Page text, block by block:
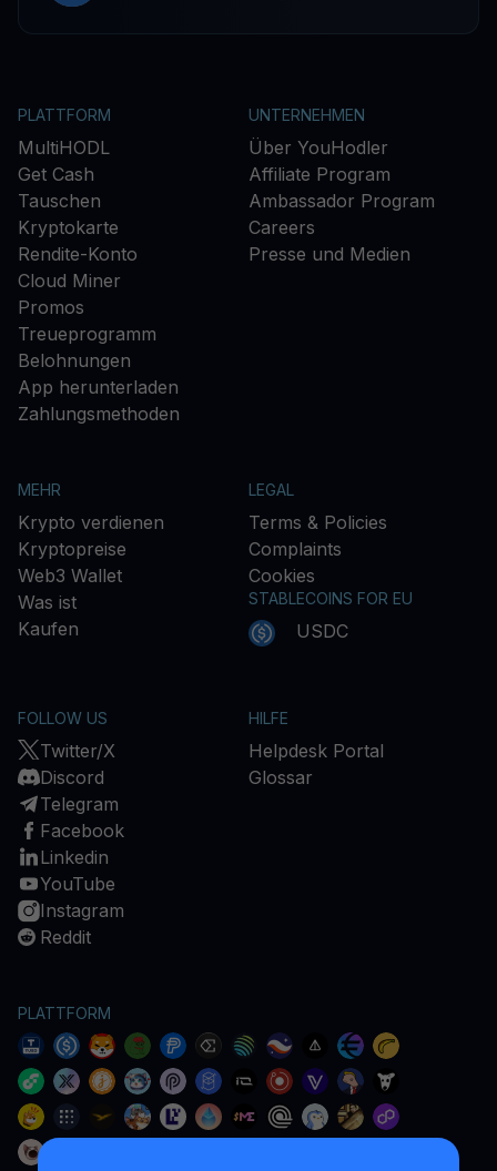
PLATTFORM
MultiHODL
Get Cash
Tauschen
Kryptokarte
Rendite-Konto
Cloud Miner
Promos
Treueprogramm
Belohnungen
App herunterladen
Zahlungsmethoden
UNTERNEHMEN
Über YouHodler
Affiliate Program
Ambassador Program
Careers
Presse und Medien
MEHR
Krypto verdienen
Kryptopreise
Web3 Wallet
Was ist
Kaufen
LEGAL
Terms & Policies
Complaints
Cookies
STABLECOINS FOR EU
USDC
FOLLOW US
Twitter/X
Discord
Telegram
Facebook
Linkedin
YouTube
Instagram
Reddit
HILFE
Helpdesk Portal
Glossar
PLATTFORM